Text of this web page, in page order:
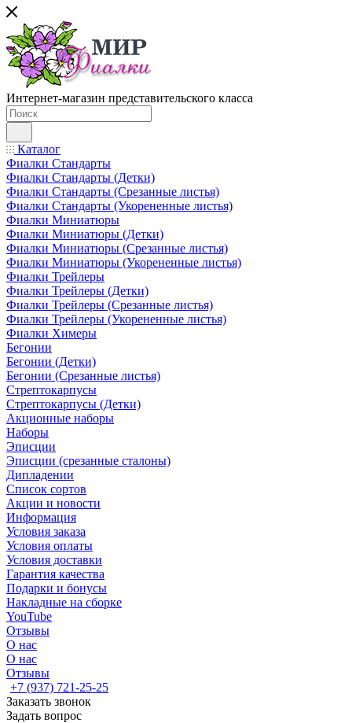
Интернет-магазин представительского класса
Каталог
Фиалки Стандарты
Фиалки Стандарты (Детки)
Фиалки Стандарты (Срезанные листья)
Фиалки Стандарты (Укорененные листья)
Фиалки Миниатюры
Фиалки Миниатюры (Детки)
Фиалки Миниатюры (Срезанные листья)
Фиалки Миниатюры (Укорененные листья)
Фиалки Трейлеры
Фиалки Трейлеры (Детки)
Фиалки Трейлеры (Срезанные листья)
Фиалки Трейлеры (Укорененные листья)
Фиалки Химеры
Бегонии
Бегонии (Детки)
Бегонии (Срезанные листья)
Стрептокарпусы
Стрептокарпусы (Детки)
Акционные наборы
Наборы
Эписции
Эписции (срезанные сталоны)
Дипладении
Список сортов
Акции и новости
Информация
Условия заказа
Условия оплаты
Условия доставки
Гарантия качества
Подарки и бонусы
Накладные на сборке
YouTube
Отзывы
О нас
О нас
Отзывы
+7 (937) 721-25-25
Заказать звонок
Задать вопрос